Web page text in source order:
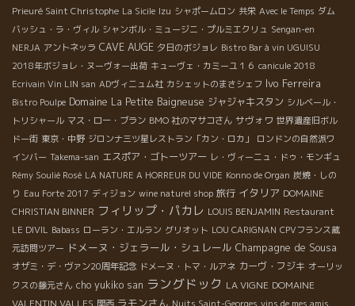
Prieuré Saint Christophe La Sicile Izu シャポームロン 共栄 Avec le Temps ダム
バッシュ・ラ・ヴィル シャンボル・ミュージニ・プルミエクリュ Sengan-en
NERJA アントネッラ CAVE AUGE 夕日のボジョレ Bistro Bar à vin UGUISU
2018年ボジョレ・ヌーヴォー出荷 キューヴェ・カミーユ１６ canicule 2018
Ecrivain Vin LIN san ADヴィニュム社 カシェットのまさシェフ Ivo Ferreira
Bistro Poulpe Domaine La Petite Baigneuse ジャジャキスタン シルベール・
トリシャール マス・ロー・ブラン BMO 社のマサコさん サヴォワ 世界遺産旧ボル
ドー街 東京・中野 ジロンナ三ツ星レストラン「カン・ロカ」
ロンドンの自然派ワ
インバー Takema-san エスポア・ゴトーツアー レ・ヴィーニュ・ドゥ・モンギュ
Rémy Soulié Rosé LA NATURE A HORREUR DU VIDE Konno de Organ 炭焼・しの
り Eau Forte 2017 ディジョン wine naturel shop 旅行 イタリア DOMAINE
CHRISTIAN BINNER フィリップ・パカレ LOUIS BENJAMIN Restaurant
LE DIVIL Babass ローラン・エルラン グリオット LOU CARIGNAN CPVフランス蔵
元訪問ツアー ドメーヌ・ジェラール・シュレール Champagne de Sousa
オザミ・デ・ヴァン20周年記念 ドメーヌ・トマ・ルアネ カーヴ・フジキ オーリッ
クスの藤元さん cho yukiko san ラングドック LA VIGNE DOMAINE
VALENTIN VALLES 関西 ラモンさん Nuits Saint-Georges vins de mes amis